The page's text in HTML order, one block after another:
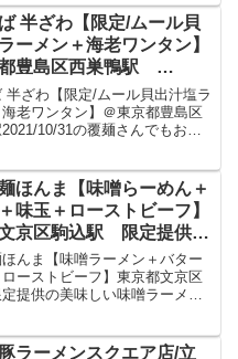
だきました。
る美味しい担々麺をいただき
家製麺ほん...
半ざわ【限定/ムール貝
ーメン＋海老ワンタン】
豊島区西巣鴨駅
31の覆麺さんでもおなじ
ウィン限定。塩ラーメン
マイのですが別皿ソース
だきました。
半ざわ【限定/ムール貝出汁塩ラ
老ワンタン】＠東京都豊島区
10/31の覆麺さんでもおな
！美味しい一杯をいただきまし
そ...
ほんま【味噌らーめん＋
味玉＋ローストビーフ】
京区駒込駅 限定提供の
味噌ラーメン情報
んま【味噌ラーメン＋バター
ローストビーフ】東京都文京区
提供の美味しい味噌ラーメン
目の前の商店街「アザレア通
豚ラーメンスクエア店/立